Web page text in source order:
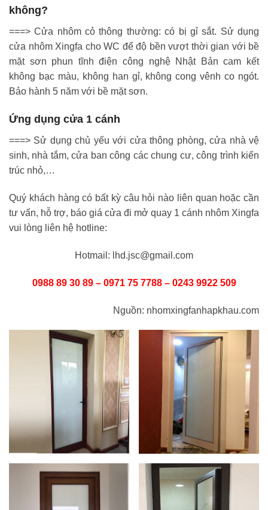
không?
===> Cửa nhôm cỏ thông thường: có bị gỉ sắt. Sử dụng
cửa nhôm Xingfa cho WC để độ bền vượt thời gian với bề
mặt sơn phun tĩnh điện công nghệ Nhật Bản cam kết
không bạc màu, không han gỉ, không cong vênh co ngót.
Bảo hành 5 năm với bề mặt sơn.
Ứng dụng cửa 1 cánh
===> Sử dụng chủ yếu với cửa thông phòng, cửa nhà vệ
sinh, nhà tắm, cửa ban công các chung cư, công trình kiến
trúc nhỏ,…
Quý khách hàng có bất kỳ câu hỏi nào liên quan hoặc cần
tư vấn, hỗ trợ, báo giá cửa đi mở quay 1 cánh nhôm Xingfa
vui lòng liên hệ hotline:
Hotmail: lhd.jsc@gmail.com
0988 89 30 89 – 0971 75 7788 – 0243 9922 509
Nguồn: nhomxingfanhapkhau.com